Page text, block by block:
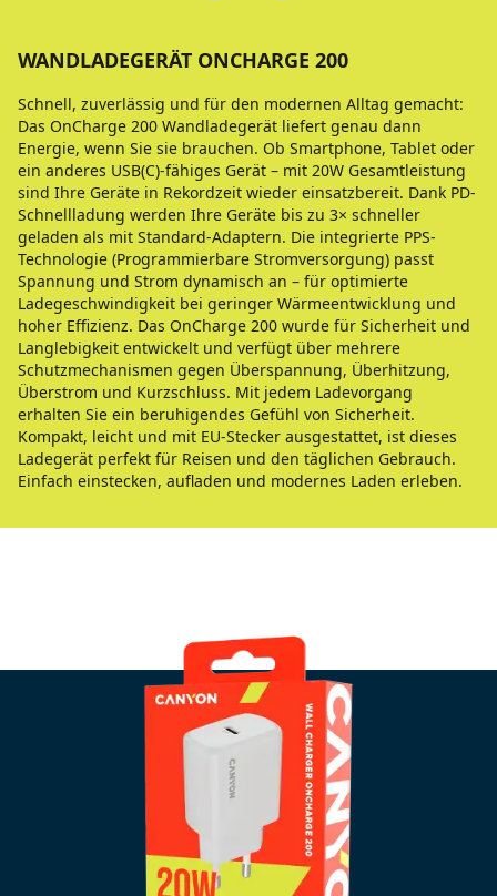
WANDLADEGERÄT ONCHARGE 200
Schnell, zuverlässig und für den modernen Alltag gemacht:
Das OnCharge 200 Wandladegerät liefert genau dann
Energie, wenn Sie sie brauchen. Ob Smartphone, Tablet oder
ein anderes USB(C)-fähiges Gerät – mit 20W Gesamtleistung
sind Ihre Geräte in Rekordzeit wieder einsatzbereit. Dank PD-
Schnellladung werden Ihre Geräte bis zu 3× schneller
geladen als mit Standard-Adaptern. Die integrierte PPS-
Technologie (Programmierbare Stromversorgung) passt
Spannung und Strom dynamisch an – für optimierte
Ladegeschwindigkeit bei geringer Wärmeentwicklung und
hoher Effizienz. Das OnCharge 200 wurde für Sicherheit und
Langlebigkeit entwickelt und verfügt über mehrere
Schutzmechanismen gegen Überspannung, Überhitzung,
Überstrom und Kurzschluss. Mit jedem Ladevorgang
erhalten Sie ein beruhigendes Gefühl von Sicherheit.
Kompakt, leicht und mit EU-Stecker ausgestattet, ist dieses
Ladegerät perfekt für Reisen und den täglichen Gebrauch.
Einfach einstecken, aufladen und modernes Laden erleben.